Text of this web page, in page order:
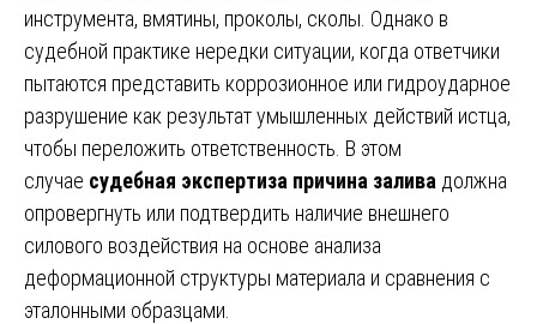
инструмента, вмятины, проколы, сколы. Однако в
судебной практике нередки ситуации, когда ответчики
пытаются представить коррозионное или гидроударное
разрушение как результат умышленных действий истца,
чтобы переложить ответственность. В этом
случае судебная экспертиза причина залива должна
опровергнуть или подтвердить наличие внешнего
силового воздействия на основе анализа
деформационной структуры материала и сравнения с
эталонными образцами.